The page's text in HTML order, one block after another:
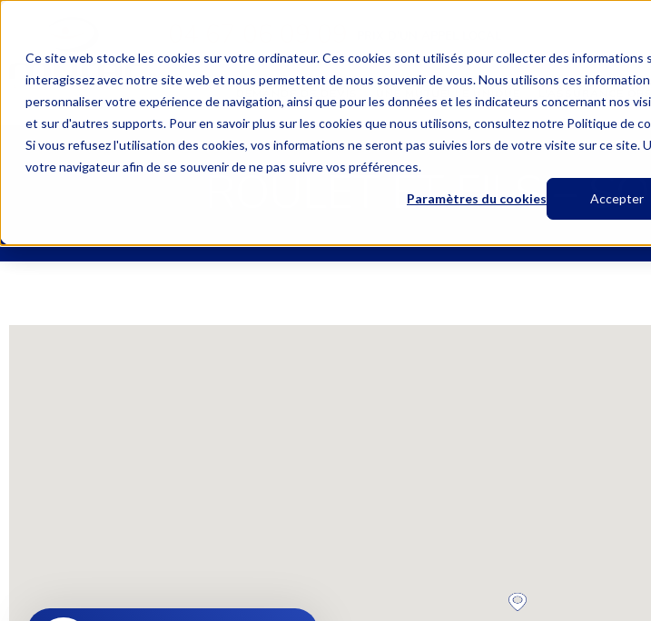
Ce site web stocke les cookies sur votre ordinateur. Ces cookies sont utilisés pour collecter des informations
interagissez avec notre site web et nous permettent de nous souvenir de vous. Nous utilisons ces
personnaliser votre expérience de navigation, ainsi que pour les données et les indicateurs concernant nos
et sur d'autres supports. Pour en savoir plus sur les cookies que nous utilisons, consultez notre Politique de
Si vous refusez l'utilisation des cookies, vos informations ne seront pas suivies lors de votre visite sur ce site.
votre navigateur afin de se souvenir de ne pas suivre vos préférences.
Paramètres du cookies Accepter
ROULET ET FILS –